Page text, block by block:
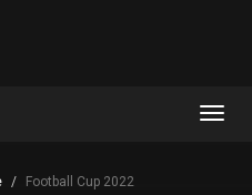
Football Cup 2022